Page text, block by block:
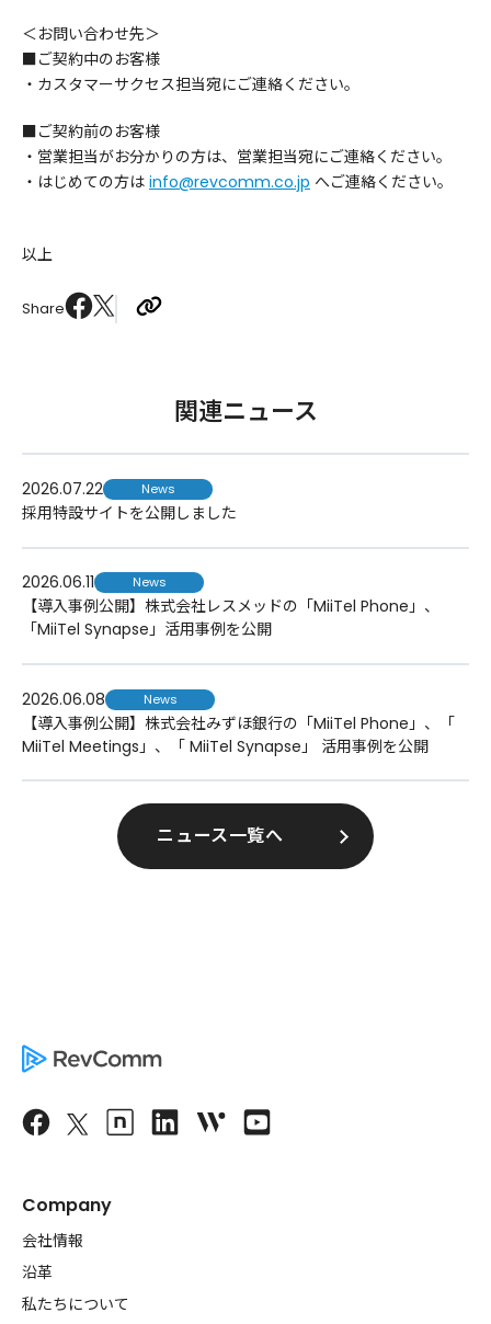
＜お問い合わせ先＞
■ご契約中のお客様
・カスタマーサクセス担当宛にご連絡ください。
■ご契約前のお客様
・営業担当がお分かりの方は、営業担当宛にご連絡ください。
・はじめての方は info@revcomm.co.jp へご連絡ください。
以上
Share
関連ニュース
2026.07.22 News
採用特設サイトを公開しました
2026.06.11 News
【導入事例公開】株式会社レスメッドの「MiiTel Phone」、
「MiiTel Synapse」活用事例を公開
2026.06.08 News
【導入事例公開】株式会社みずほ銀行の「MiiTel Phone」、「
MiiTel Meetings」、「 MiiTel Synapse」 活用事例を公開
ニュース一覧へ
Company
会社情報
沿革
私たちについて